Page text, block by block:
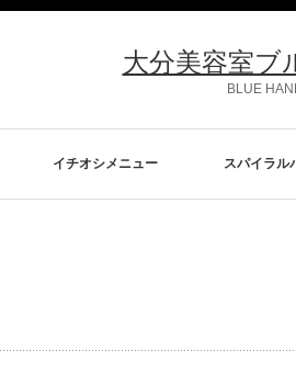
大分美容室ブ
BLUE
イチオシメニュー スパイラル